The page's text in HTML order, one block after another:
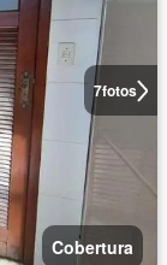
7fotos
Cobertura